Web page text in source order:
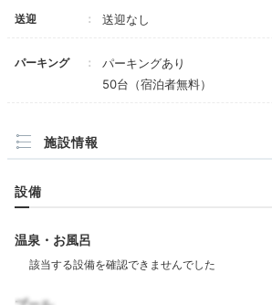
1泊目の夜は、地元の味を満喫するた
おでん たから」は滋味あふれるおで
価格でおなかいっぱい食べられますよ
を飲みながら、おでんやチャンプルー
1日目は外食にしました。夕食で訪問した「島
送迎 送迎なし
パーキング
パーキングあり
50台（宿泊者無料）
施設情報
設備
温泉・お風呂